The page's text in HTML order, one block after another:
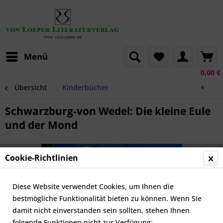
Menü
0,00 €
*
Übersicht Kinderbücher
Schwarzburg-von Wedel: Die kleine Eule
und der Mond
Cookie-Richtlinien
Diese Website verwendet Cookies, um Ihnen die
bestmögliche Funktionalität bieten zu können. Wenn Sie
damit nicht einverstanden sein sollten, stehen Ihnen